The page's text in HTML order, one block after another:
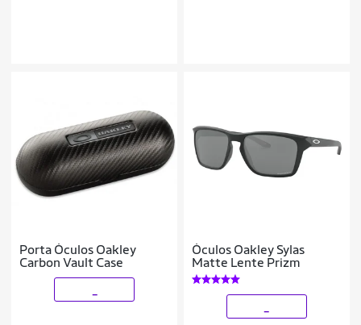
Porta Óculos Oakley
Carbon Vault Case
Óculos Oakley Sylas
Matte Lente Prizm